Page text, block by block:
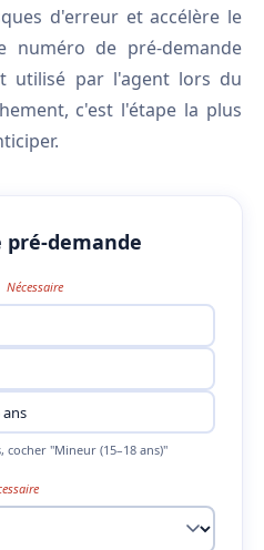
d'erreur et accélère le
numéro de pré-demande
utilisé par l'agent lors du
c'est l'étape la plus
demande
Nécessaire
"Mineur (15–18 ans)"